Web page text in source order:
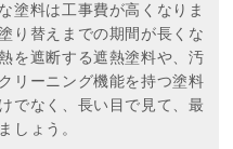
塗料は工事費が高くなりま
り替えまでの期間が長くな
を遮断する遮熱塗料や、汚
リーニング機能を持つ塗料
でなく、長い目で見て、最
しょう。